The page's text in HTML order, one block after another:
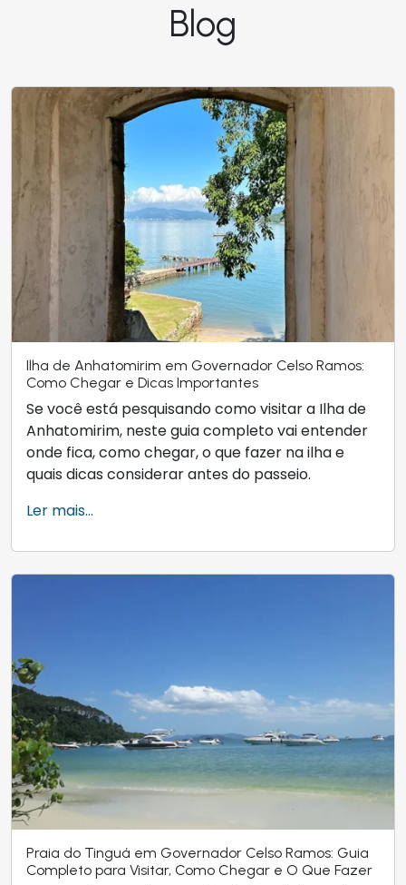
Blog
Ilha de Anhatomirim em Governador Celso Ramos:
Como Chegar e Dicas Importantes
Se você está pesquisando como visitar a Ilha de
Anhatomirim, neste guia completo vai entender
onde fica, como chegar, o que fazer na ilha e
quais dicas considerar antes do passeio.
Ler mais...
Praia do Tinguá em Governador Celso Ramos: Guia
Completo para Visitar, Como Chegar e O Que Fazer